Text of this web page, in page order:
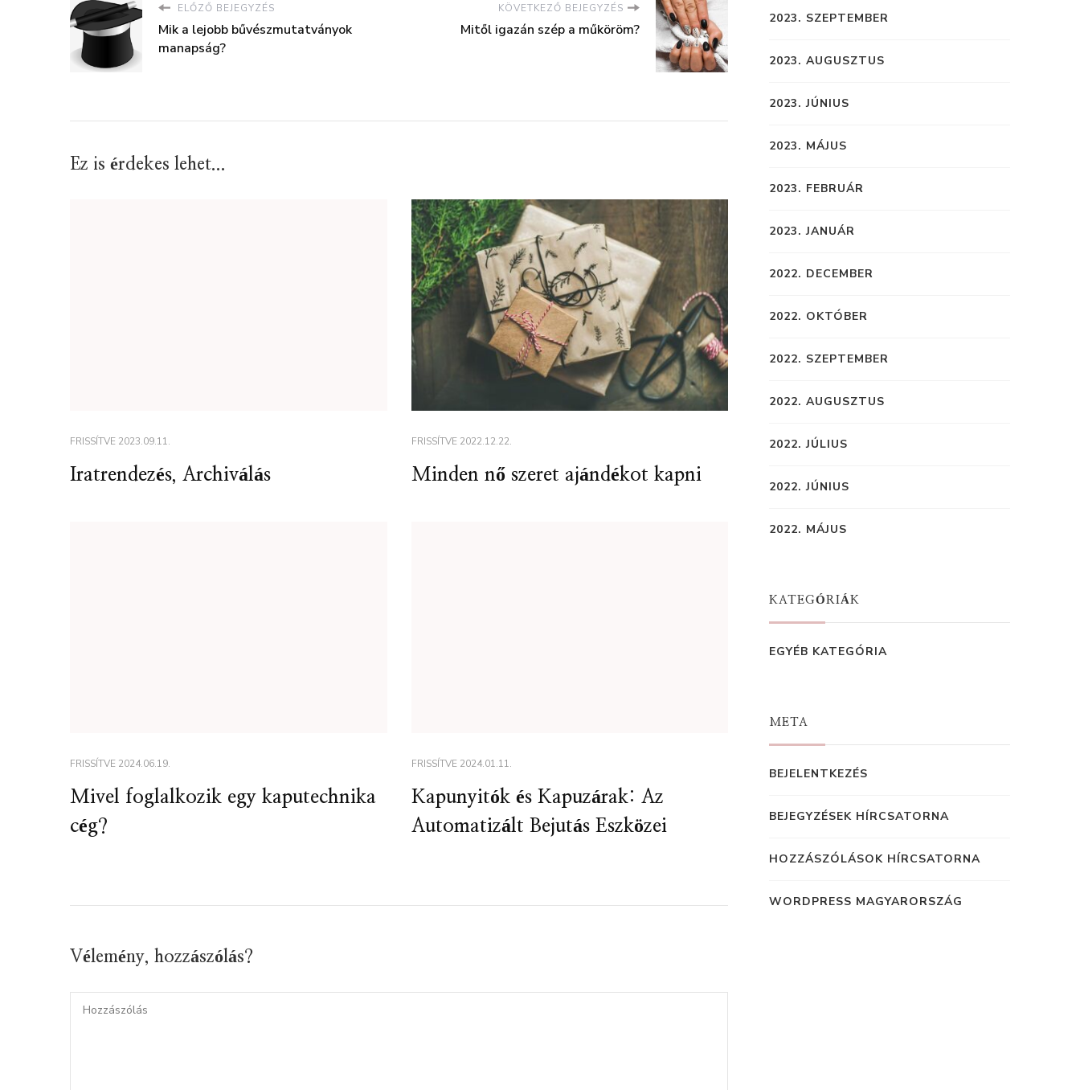
ELŐZŐ BEJEGYZÉS
Mik a lejobb bűvészmutatványok
manapság?
KÖVETKEZŐ BEJEGYZÉS
Mitől igazán szép a műköröm?
Ez is érdekes lehet...
FRISSÍTVE 2023.09.11.
Iratrendezés, Archiválás
FRISSÍTVE 2022.12.22.
Minden nő szeret ajándékot kapni
FRISSÍTVE 2024.06.19.
Mivel foglalkozik egy kaputechnika
cég?
FRISSÍTVE 2024.01.11.
Kapunyitók és Kapuzárak: Az
Automatizált Bejutás Eszközei
Vélemény, hozzászólás?
2023. SZEPTEMBER
2023. AUGUSZTUS
2023. JÚNIUS
2023. MÁJUS
2023. FEBRUÁR
2023. JANUÁR
2022. DECEMBER
2022. OKTÓBER
2022. SZEPTEMBER
2022. AUGUSZTUS
2022. JÚLIUS
2022. JÚNIUS
2022. MÁJUS
KATEGÓRIÁK
EGYÉB KATEGÓRIA
META
BEJELENTKEZÉS
BEJEGYZÉSEK HÍRCSATORNA
HOZZÁSZÓLÁSOK HÍRCSATORNA
WORDPRESS MAGYARORSZÁG